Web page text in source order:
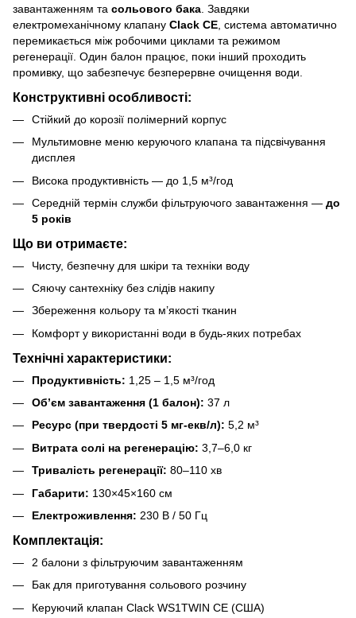
завантаженням та сольового бака . Завдяки
електромеханічному клапану Clack CE , система автоматично
перемикається між робочими циклами та режимом
регенерації. Один балон працює, поки інший проходить
промивку, що забезпечує безперервне очищення води.
Конструктивні особливості:
Стійкий до корозії полімерний корпус
Мультимовне меню керуючого клапана та підсвічування
дисплея
Висока продуктивність — до 1,5 м³/год
Середній термін служби фільтруючого завантаження — до
5 років
Що ви отримаєте:
Чисту, безпечну для шкіри та техніки воду
Сяючу сантехніку без слідів накипу
Збереження кольору та м’якості тканин
Комфорт у використанні води в будь-яких потребах
Технічні характеристики:
Продуктивність: 1,25 – 1,5 м³/год
Об’єм завантаження (1 балон): 37 л
Ресурс (при твердості 5 мг-екв/л): 5,2 м³
Витрата солі на регенерацію: 3,7–6,0 кг
Тривалість регенерації: 80–110 хв
Габарити: 130×45×160 см
Електроживлення: 230 В / 50 Гц
Комплектація:
2 балони з фільтруючим завантаженням
Бак для приготування сольового розчину
Керуючий клапан Clack WS1TWIN CE (США)